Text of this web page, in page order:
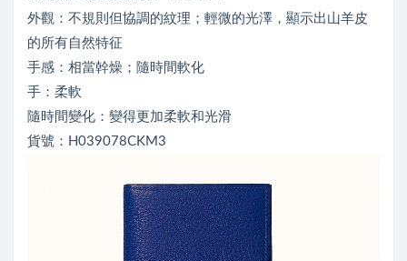
外觀：不規則但協調的紋理；輕微的光澤，顯示出山羊皮
的所有自然特征
手感：相當幹燥；隨時間軟化
手：柔軟
隨時間變化：變得更加柔軟和光滑
貨號：H039078CKM3